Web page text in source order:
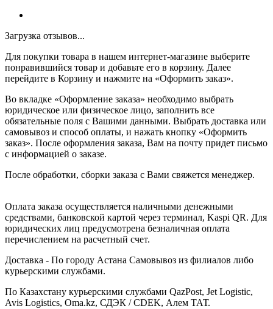
Загрузка отзывов...
Для покупки товара в нашем интернет-магазине выберите
понравившийся товар и добавьте его в корзину. Далее
перейдите в Корзину и нажмите на «Оформить заказ».
Во вкладке «Оформление заказа» необходимо выбрать
юридическое или физическое лицо, заполнить все
обязательные поля с Вашими данными. Выбрать доставка или
самовывоз и способ оплаты, и нажать кнопку «Оформить
заказ». После оформления заказа, Вам на почту придет письмо
с информацией о заказе.
После обработки, сборки заказа с Вами свяжется менеджер.
Оплата заказа осуществляется наличными денежными
средствами, банковской картой через терминал, Kaspi QR. Для
юридических лиц предусмотрена безналичная оплата
перечислением на расчетный счет.
Доставка - По городу Астана Самовывоз из филиалов либо
курьерскими службами.
По Казахстану курьерскими службами QazPost, Jet Logistic,
Avis Logistics, Oma.kz, СДЭК / CDEK, Алем ТАТ.